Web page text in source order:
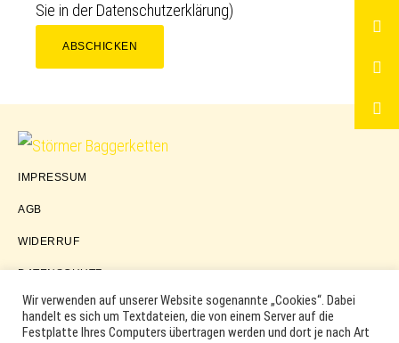
Sie in der Datenschutzerklärung)
ABSCHICKEN
Störmer
IMPRESSUM
AGB
WIDERRUF
DATENSCHUTZ
Wir verwenden auf unserer Website sogenannte „Cookies“. Dabei
handelt es sich um Textdateien, die von einem Server auf die
Festplatte Ihres Computers übertragen werden und dort je nach Art